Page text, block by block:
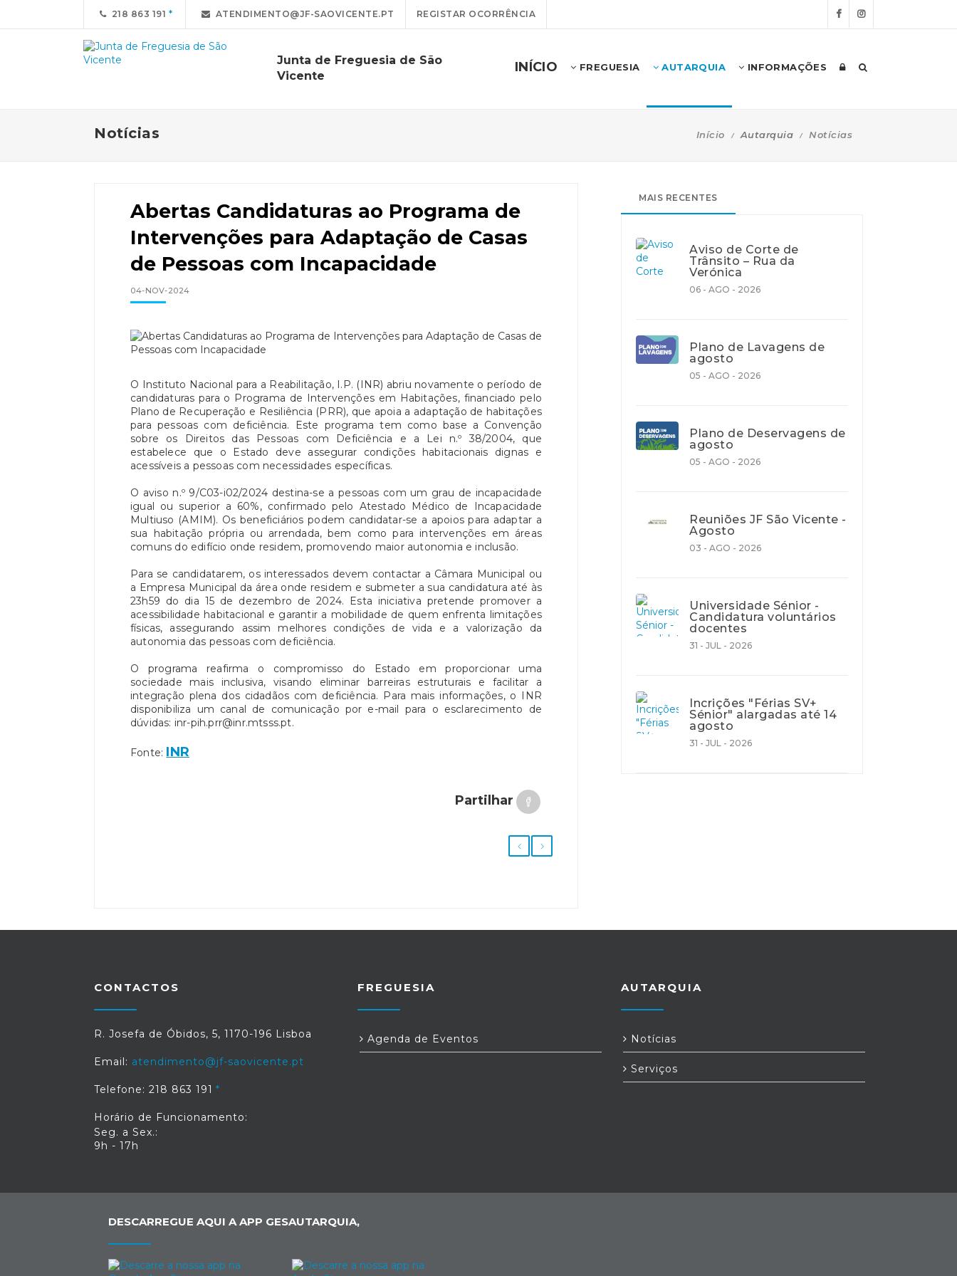
218 863 191 ATENDIMENTO@JF-SAOVICENTE.PT REGISTAR OCORRÊNCIA
Junta de Freguesia de São
Vicente
INÍCIO FREGUESIA AUTARQUIA INFORMAÇÕES
Notícias Início Autarquia Notícias
Abertas Candidaturas ao Programa de
Intervenções para Adaptação de Casas
de Pessoas com Incapacidade
04-NOV-2024
O Instituto Nacional para a Reabilitação, I.P. (INR) abriu novamente o período de
candidaturas para o Programa de Intervenções em Habitações, financiado pelo
Plano de Recuperação e Resiliência (PRR), que apoia a adaptação de habitações
para pessoas com deficiência. Este programa tem como base a Convenção
sobre os Direitos das Pessoas com Deficiência e a Lei n.º 38/2004, que
estabelece que o Estado deve assegurar condições habitacionais dignas e
acessíveis a pessoas com necessidades específicas.
O aviso n.º 9/C03-i02/2024 destina-se a pessoas com um grau de incapacidade
igual ou superior a 60%, confirmado pelo Atestado Médico de Incapacidade
Multiuso (AMIM). Os beneficiários podem candidatar-se a apoios para adaptar a
sua habitação própria ou arrendada, bem como para intervenções em áreas
comuns do edifício onde residem, promovendo maior autonomia e inclusão.
Para se candidatarem, os interessados devem contactar a Câmara Municipal ou
a Empresa Municipal da área onde residem e submeter a sua candidatura até às
23h59 do dia 15 de dezembro de 2024. Esta iniciativa pretende promover a
acessibilidade habitacional e garantir a mobilidade de quem enfrenta limitações
físicas, assegurando assim melhores condições de vida e a valorização da
autonomia das pessoas com deficiência.
O programa reafirma o compromisso do Estado em proporcionar uma
sociedade mais inclusiva, visando eliminar barreiras estruturais e facilitar a
integração plena dos cidadãos com deficiência. Para mais informações, o INR
disponibiliza um canal de comunicação por e-mail para o esclarecimento de
dúvidas: inr-pih.prr@inr.mtsss.pt.
Fonte: INR
Partilhar
MAIS RECENTES
Aviso de Corte de
Trânsito – Rua da
Verónica
06 - AGO - 2026
Plano de Lavagens de
agosto
05 - AGO - 2026
Plano de Deservagens de
agosto
05 - AGO - 2026
Reuniões JF São Vicente -
Agosto
03 - AGO - 2026
Universidade Sénior -
Candidatura voluntários
docentes
31 - JUL - 2026
Incrições "Férias SV+
Sénior" alargadas até 14
agosto
31 - JUL - 2026
CONTACTOS
R. Josefa de Óbidos, 5, 1170-196 Lisboa
Email: atendimento@jf-saovicente.pt
Telefone: 218 863 191
Horário de Funcionamento:
Seg. a Sex.:
9h - 17h
FREGUESIA
Agenda de Eventos
AUTARQUIA
Notícias
Serviços
DESCARREGUE AQUI A APP GESAUTARQUIA,